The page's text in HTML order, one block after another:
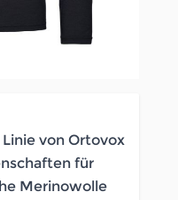
Linie von Ortovox
für
Merinowolle